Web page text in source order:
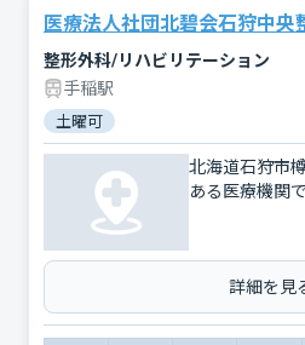
医療法人社団北碧会石狩中央
整形外科/リハビリテーション
手稲駅
土曜可
北海道石狩市
ある医療機関で
詳細を見